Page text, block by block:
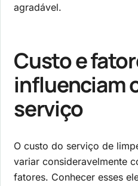
agradável.
Custo e
influenciam
serviço
O custo do serviço de
variar consideravelmente
fatores. Conhecer esses